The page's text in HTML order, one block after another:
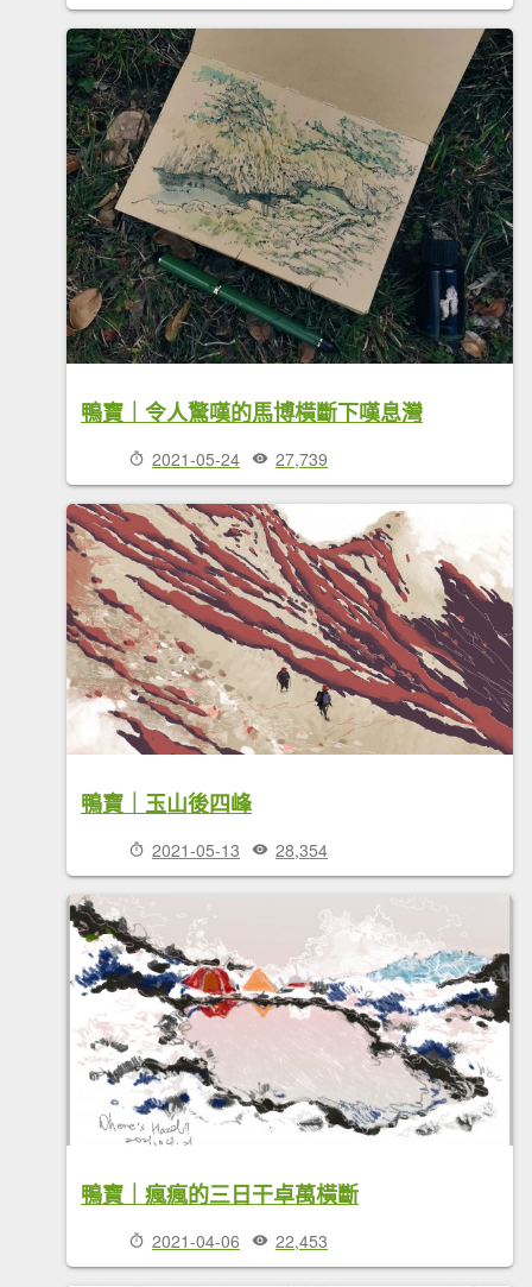
鴨寶｜令人驚嘆的馬博橫斷下嘆息灣
2021-05-24 27,739
鴨寶｜玉山後四峰
2021-05-13 28,354
鴨寶｜瘋瘋的三日干卓萬橫斷
2021-04-06 22,453